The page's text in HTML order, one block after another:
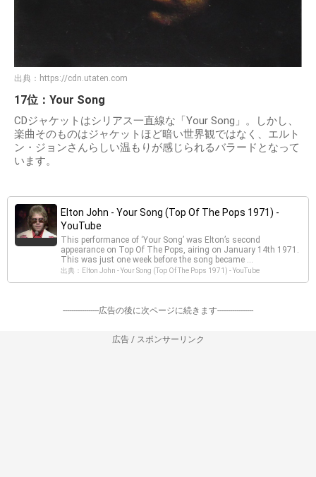
出典： https://cdn.utaten.com
17位：Your Song
CDジャケットはシリアス一直線な「Your Song」。しかし、
楽曲そのものはジャケットほど暗い世界観ではなく、エルト
ン・ジョンさんらしい温もりが感じられるバラードとなって
います。
Elton John - Your Song (Top Of The Pops 1971) -
YouTube
This performance of ‘Your Song’ was Elton’s second
appearance on Top Of The Pops, airing on January 14th 1971.
This was just one week before the song became ...
出典：Elton John - Your Song (Top Of The Pops 1971) - YouTube
-----------------広告の後に次ページに続きます-----------------
広告 / スポンサーリンク